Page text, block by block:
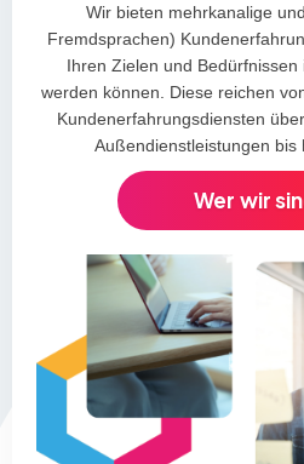
Wir bieten mehrkanalige
Fremdsprachen)
Ihren Zielen und
werden können. Diese reichen
Kundenerfahrungsdiensten
Außendienstleistungen bis
Wer wir